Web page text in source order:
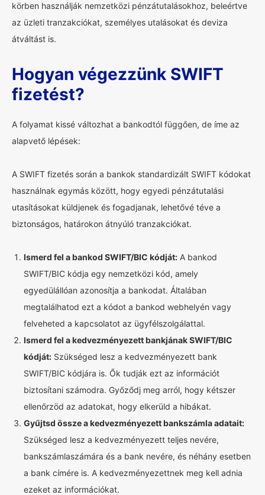
körben használják nemzetközi pénzátutalásokhoz, beleértve
az üzleti tranzakciókat, személyes utalásokat és deviza
átváltást is.
Hogyan végezzünk SWIFT
fizetést?
A folyamat kissé változhat a bankodtól függően, de íme az
alapvető lépések:
A SWIFT fizetés során a bankok standardizált SWIFT kódokat
használnak egymás között, hogy egyedi pénzátutalási
utasításokat küldjenek és fogadjanak, lehetővé téve a
biztonságos, határokon átnyúló tranzakciókat.
Ismerd fel a bankod SWIFT/BIC kódját: A bankod
SWIFT/BIC kódja egy nemzetközi kód, amely
egyedülállóan azonosítja a bankodat. Általában
megtalálhatod ezt a kódot a bankod webhelyén vagy
felveheted a kapcsolatot az ügyfélszolgálattal.
Ismerd fel a kedvezményezett bankjának SWIFT/BIC
kódját: Szükséged lesz a kedvezményezett bank
SWIFT/BIC kódjára is. Ők tudják ezt az információt
biztosítani számodra. Győződj meg arról, hogy kétszer
ellenőrzöd az adatokat, hogy elkerüld a hibákat.
Gyűjtsd össze a kedvezményezett bankszámla adatait:
Szükséged lesz a kedvezményezett teljes nevére,
bankszámlaszámára és a bank nevére, és néhány esetben
a bank címére is. A kedvezményezettnek meg kell adnia
ezeket az információkat.